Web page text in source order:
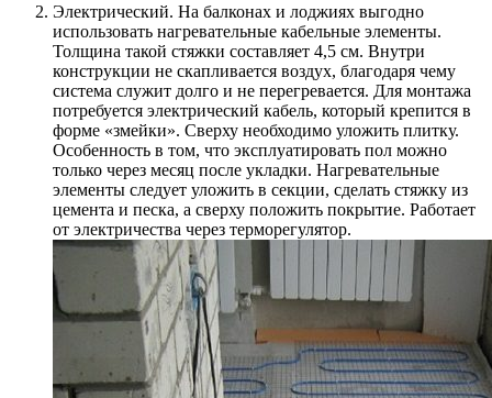
Электрический. На балконах и лоджиях выгодно
использовать нагревательные кабельные элементы.
Толщина такой стяжки составляет 4,5 см. Внутри
конструкции не скапливается воздух, благодаря чему
система служит долго и не перегревается. Для монтажа
потребуется электрический кабель, который крепится в
форме «змейки». Сверху необходимо уложить плитку.
Особенность в том, что эксплуатировать пол можно
только через месяц после укладки. Нагревательные
элементы следует уложить в секции, сделать стяжку из
цемента и песка, а сверху положить покрытие. Работает
от электричества через терморегулятор.